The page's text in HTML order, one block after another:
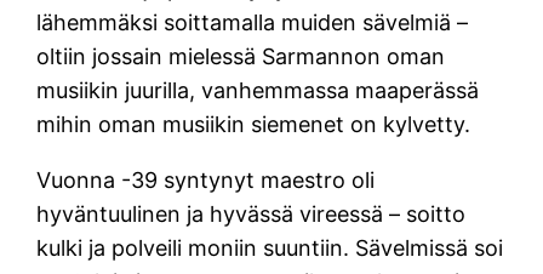
lähemmäksi soittamalla muiden sävelmiä –
oltiin jossain mielessä Sarmannon oman
musiikin juurilla, vanhemmassa maaperässä
mihin oman musiikin siemenet on kylvetty.
Vuonna -39 syntynyt maestro oli
hyväntuulinen ja hyvässä vireessä – soitto
kulki ja polveili moniin suuntiin. Sävelmissä soi